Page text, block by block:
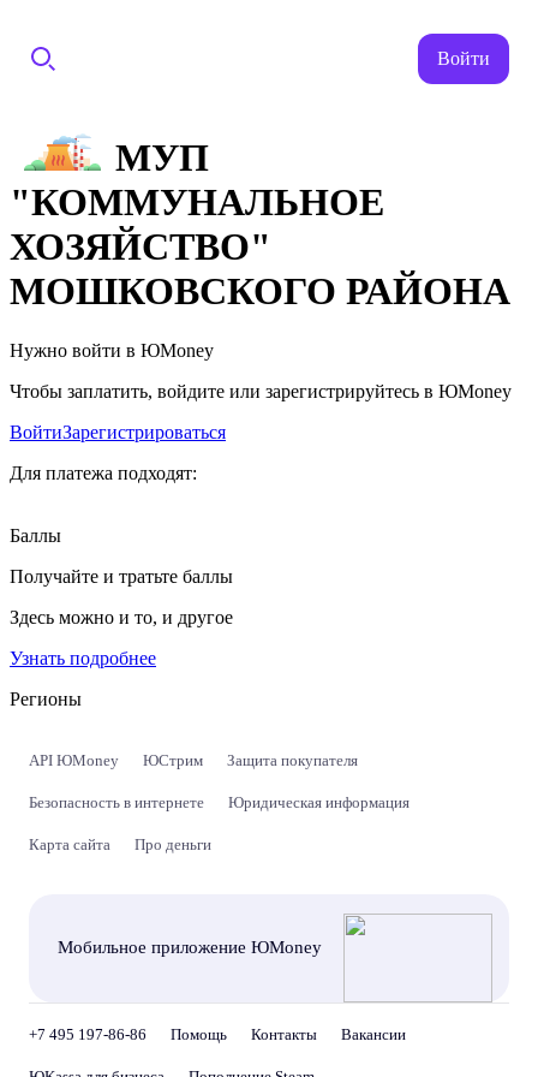
Войти
МУП
"КОММУНАЛЬНОЕ
ХОЗЯЙСТВО"
МОШКОВСКОГО РАЙОНА
Нужно войти в ЮMoney
Чтобы заплатить, войдите или зарегистрируйтесь в ЮMoney
ВойтиЗарегистрироваться
Для платежа подходят:
Баллы
Получайте и тратьте баллы
Здесь можно и то, и другое
Узнать подробнее
Регионы
API ЮMoney ЮСтрим Защита покупателя
Безопасность в интернете Юридическая информация
Карта сайта Про деньги
Мобильное приложение ЮMoney
+7 495 197-86-86 Помощь Контакты Вакансии